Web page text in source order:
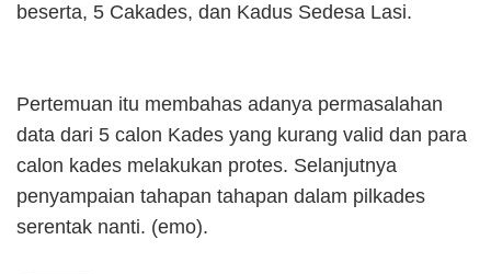
beserta, 5 Cakades, dan Kadus Sedesa Lasi.
Pertemuan itu membahas adanya permasalahan
data dari 5 calon Kades yang kurang valid dan para
calon kades melakukan protes. Selanjutnya
penyampaian tahapan tahapan dalam pilkades
serentak nanti. (emo).